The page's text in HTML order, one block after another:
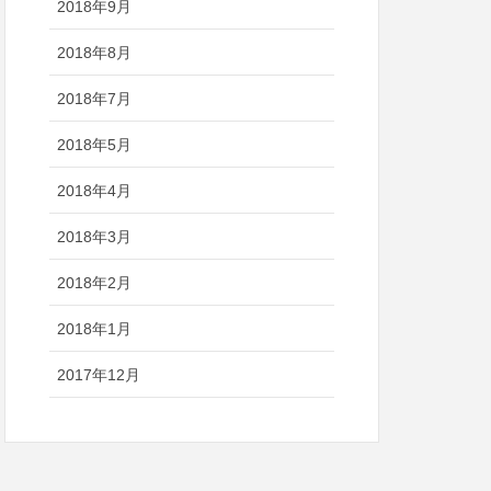
2018年9月
2018年8月
2018年7月
2018年5月
2018年4月
2018年3月
2018年2月
2018年1月
2017年12月